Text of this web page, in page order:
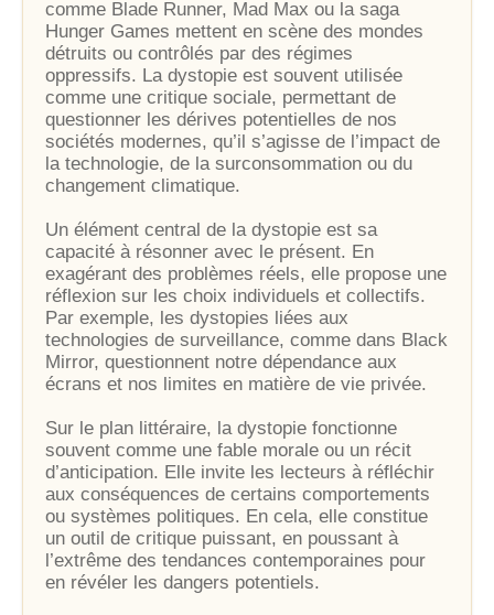
comme Blade Runner, Mad Max ou la saga
Hunger Games mettent en scène des mondes
détruits ou contrôlés par des régimes
oppressifs. La dystopie est souvent utilisée
comme une critique sociale, permettant de
questionner les dérives potentielles de nos
sociétés modernes, qu’il s’agisse de l’impact de
la technologie, de la surconsommation ou du
changement climatique.
Un élément central de la dystopie est sa
capacité à résonner avec le présent. En
exagérant des problèmes réels, elle propose une
réflexion sur les choix individuels et collectifs.
Par exemple, les dystopies liées aux
technologies de surveillance, comme dans Black
Mirror, questionnent notre dépendance aux
écrans et nos limites en matière de vie privée.
Sur le plan littéraire, la dystopie fonctionne
souvent comme une fable morale ou un récit
d’anticipation. Elle invite les lecteurs à réfléchir
aux conséquences de certains comportements
ou systèmes politiques. En cela, elle constitue
un outil de critique puissant, en poussant à
l’extrême des tendances contemporaines pour
en révéler les dangers potentiels.